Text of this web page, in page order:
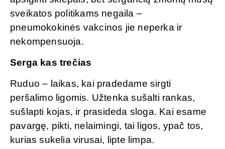
sveikatos politikams negaila –
pneumokokinės vakcinos jie neperka ir
nekompensuoja.
Serga kas trečias
Ruduo – laikas, kai pradedame sirgti
peršalimo ligomis. Užtenka sušalti rankas,
sušlapti kojas, ir prasideda sloga. Kai esame
pavargę, pikti, nelaimingi, tai ligos, ypač tos,
kurias sukelia virusai, lipte limpa.